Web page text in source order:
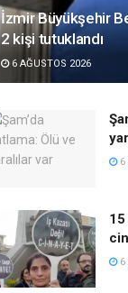
İzmir Büyükşehir
2 kişi tutuklandı
6 AĞUSTOS 2026
6
6